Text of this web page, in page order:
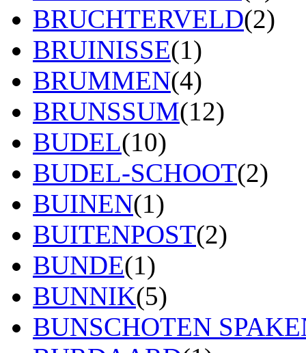
BRUCHTERVELD(2)
BRUINISSE(1)
BRUMMEN(4)
BRUNSSUM(12)
BUDEL(10)
BUDEL-SCHOOT(2)
BUINEN(1)
BUITENPOST(2)
BUNDE(1)
BUNNIK(5)
BUNSCHOTEN